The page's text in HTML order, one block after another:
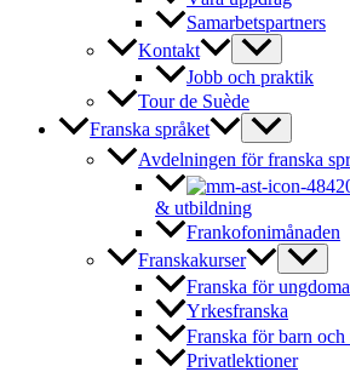
Samarbetspartners
Kontakt
Jobb och praktik
Tour de Suède
Franska språket
Avdelningen för franska
& utbildning
Frankofonimånaden
Franskakurser
Franska för
Yrkesfranska
Franska för barn
Privatlektioner